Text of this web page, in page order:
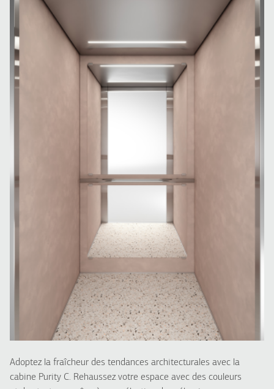
Adoptez la fraîcheur des tendances architecturales avec la
cabine Purity C. Rehaussez votre espace avec des couleurs